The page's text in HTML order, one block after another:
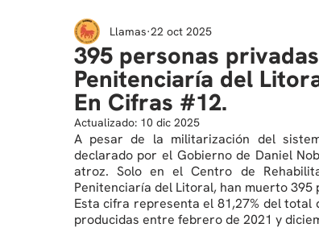
395 personas
Penitenciaría del
En Cifras #12.
Llamas 22 oct 2025
Actualizado: 10 dic 2025
A pesar de la militarización del
declarado por el Gobierno de Daniel
atroz. Solo en el Centro de
Penitenciaría del Litoral, han muerto
Esta cifra representa el 81,27% del
producidas entre febrero de 2021 y